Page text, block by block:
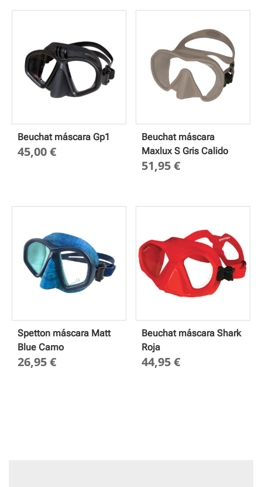
Beuchat máscara Gp1
45,00€
Beuchat máscara
Maxlux S Gris Calido
51,95€
Spetton máscara Matt
Blue Camo
26,95€
Beuchat máscara Shark
Roja
44,95€